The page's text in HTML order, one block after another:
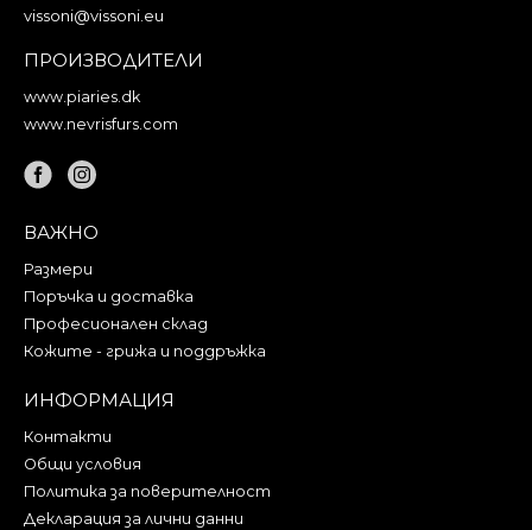
vissoni@vissoni.eu
ПРОИЗВОДИТЕЛИ
www.piaries.dk
www.nevrisfurs.com
ВАЖНО
Размери
Поръчка и доставка
Професионален склад
Кожите - грижа и поддръжка
ИНФОРМАЦИЯ
Контакти
Общи условия
Политика за поверителност
Декларация за лични данни